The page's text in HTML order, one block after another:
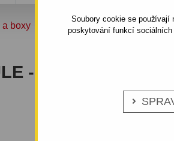
Soubory cookie se používají
poskytování funkcí sociálních

a boxy Střešní nosiče Doplňky a
- 1197